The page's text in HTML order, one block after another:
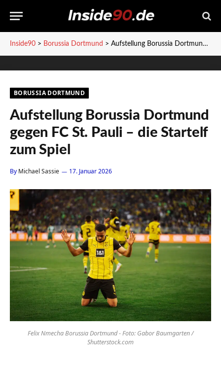
Inside90 > Borussia Dortmund > Aufstellung Borussia Dortmund gegen FC St. Pauli – die Startelf zum Spiel
BORUSSIA DORTMUND
Aufstellung Borussia Dortmund
gegen FC St. Pauli – die Startelf
zum Spiel
By Michael Sassie 17. Januar 2026
Felix Nmecha Borussia Dortmund - Foto: Gabor Baumgarten /
Shutterstock.com